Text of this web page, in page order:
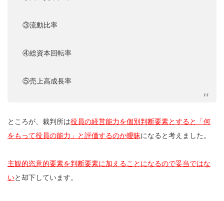
③流動比率
④総資本回転率
⑤売上高成長率
ところが、裁判所は役員の経営能力を個別判断要素とすると「何
をもって役員の能力」と評価するのか曖昧になると考えました。
主観的恣意的要素を判断要素に加えることになるので妥当ではな
いと却下しています。